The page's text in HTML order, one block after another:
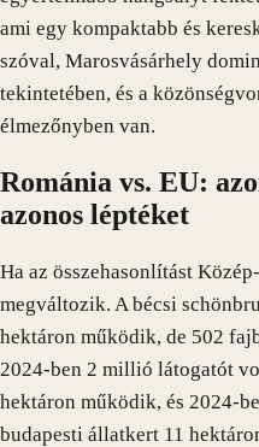
ami egy kompaktabb és
szóval, Marosvásárhely
tekintetében, és a
élmezőnyben van.
Románia vs. EU:
azonos léptéket
Ha az összehasonlítást
megváltozik. A bécsi
hektáron működik, de 502
2024-ben 2 millió látogatót
hektáron működik, és 2024-
budapesti állatkert 11